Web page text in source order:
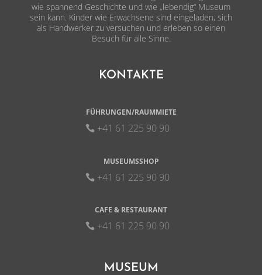
wie spannend Geschichte und wie „lebendig“ Museum
sein kann. Kinder wie Erwachsene sind eingeladen, sich
als Handwerker zu versuchen und erleben so einen
Besuch für alle Sinne.
KONTAKTE
FÜHRUNGEN/RAUMMIETE
+41 61 225 90 90
MUSEUMSSHOP
+41 61 225 90 90
CAFE & RESTAURANT
+41 61 225 90 90
MUSEUM